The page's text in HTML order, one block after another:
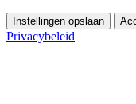
Instellingen opslaan
Privacybeleid